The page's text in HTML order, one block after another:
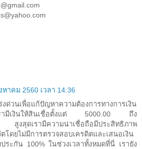
หาคม 2560 เวลา 14:36
งด่วนเพื่อแก้ปัญหาความต้องการทางการเงิน
เงินให้สินเชื่อตั้งแต่ 5000.00 ถึง
สูงสุดเรามีความน่าเชื่อถือมีประสิทธิภาพ
โดยไม่มีการตรวจสอบเครดิตและเสนอเงิน
ประกัน 100% ในช่วงเวลาทั้งหมดที่นี่ เรายัง